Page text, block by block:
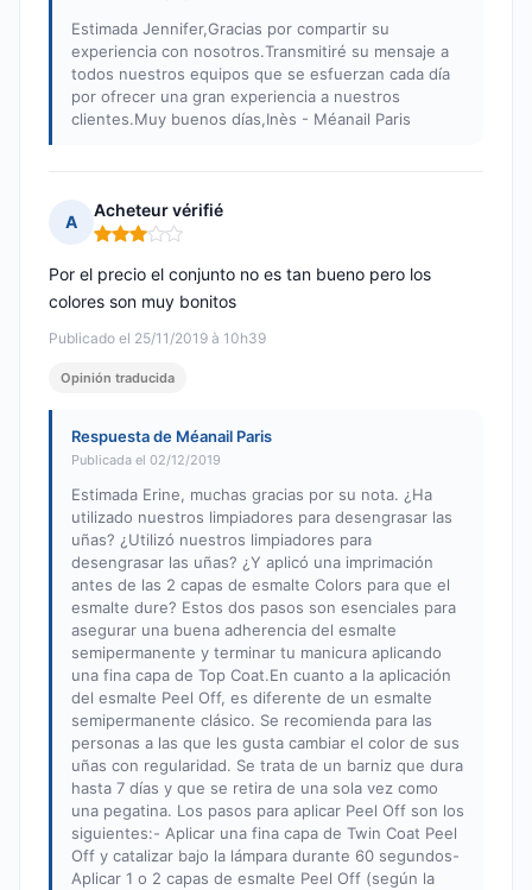
Estimada Jennifer,Gracias por compartir su
experiencia con nosotros.Transmitiré su mensaje a
todos nuestros equipos que se esfuerzan cada día
por ofrecer una gran experiencia a nuestros
clientes.Muy buenos días,Inès - Méanail Paris
A
Acheteur vérifié
Nota: 3 de 5
Publicado el 25/11/2019 à 10h39
Por el precio el conjunto no es tan bueno pero los
colores son muy bonitos
Opinión traducida
Respuesta de Méanail Paris
Publicada el 02/12/2019
Estimada Erine, muchas gracias por su nota. ¿Ha
utilizado nuestros limpiadores para desengrasar las
uñas? ¿Utilizó nuestros limpiadores para
desengrasar las uñas? ¿Y aplicó una imprimación
antes de las 2 capas de esmalte Colors para que el
esmalte dure? Estos dos pasos son esenciales para
asegurar una buena adherencia del esmalte
semipermanente y terminar tu manicura aplicando
una fina capa de Top Coat.En cuanto a la aplicación
del esmalte Peel Off, es diferente de un esmalte
semipermanente clásico. Se recomienda para las
personas a las que les gusta cambiar el color de sus
uñas con regularidad. Se trata de un barniz que dura
hasta 7 días y que se retira de una sola vez como
una pegatina. Los pasos para aplicar Peel Off son los
siguientes:- Aplicar una fina capa de Twin Coat Peel
Off y catalizar bajo la lámpara durante 60 segundos-
Aplicar 1 o 2 capas de esmalte Peel Off (según la